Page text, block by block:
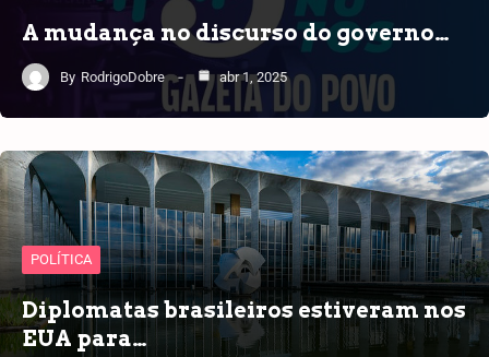
A mudança no discurso do governo…
By RodrigoDobre abr 1, 2025
POLÍTICA
Diplomatas brasileiros estiveram nos
EUA para…